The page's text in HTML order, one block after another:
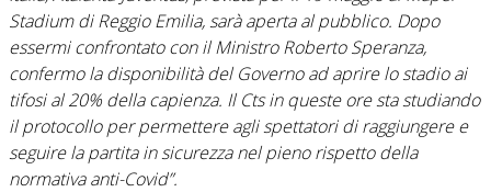
Stadium di Reggio Emilia, sarà aperta al pubblico. Dopo
essermi confrontato con il Ministro Roberto Speranza,
confermo la disponibilità del Governo ad aprire lo stadio ai
tifosi al 20% della capienza. Il Cts in queste ore sta studiando
il protocollo per permettere agli spettatori di raggiungere e
seguire la partita in sicurezza nel pieno rispetto della
normativa anti-Covid”.